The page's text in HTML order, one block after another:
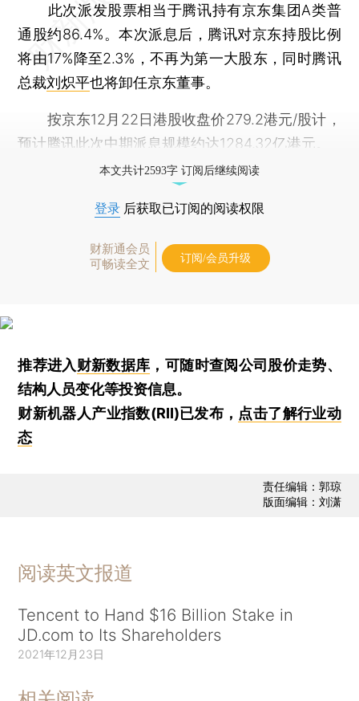
此次派发股票相当于腾讯持有京东集团A类普
通股约86.4%。本次派息后，腾讯对京东持股比例
将由17%降至2.3%，不再为第一大股东，同时腾讯
总裁刘炽平也将卸任京东董事。
按京东12月22日港股收盘价279.2港元/股计，
预计腾讯此次中期派息规模约达1284.32亿港元。
本文共计2593字 订阅后继续阅读
登录 后获取已订阅的阅读权限
财新通会员
可畅读全文
订阅/会员升级
推荐进入财新数据库 ，可随时查阅公司股价走势、
结构人员变化等投资信息。
财新机器人产业指数(RII)已发布， 点击了解行业动
态
责任编辑：郭琼
版面编辑：刘潇
阅读英文报道
Tencent to Hand $16 Billion Stake in
JD.com to Its Shareholders
2021年12月23日